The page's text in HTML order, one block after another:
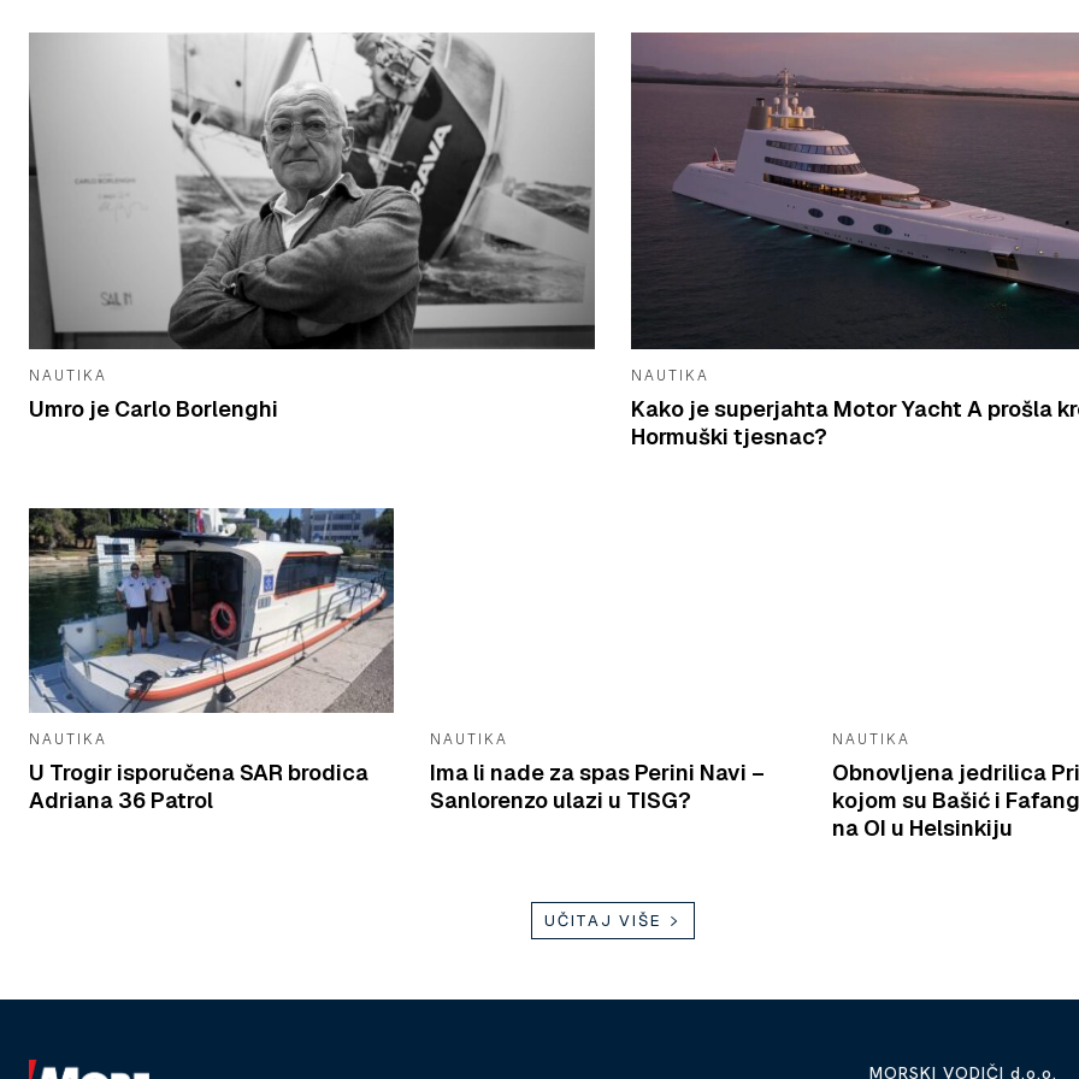
NAUTIKA
Umro je Carlo Borlenghi
NAUTIKA
Kako je superjahta Motor Yacht A prošla
Hormuški tjesnac?
NAUTIKA
U Trogir isporučena SAR brodica
Adriana 36 Patrol
NAUTIKA
Ima li nade za spas Perini Navi –
Sanlorenzo ulazi u TISG?
NAUTIKA
Obnovljena jedrilica
kojom su Bašić i
na OI u Helsinkiju
UČITAJ VIŠE
MORSKI VODIČI d.o.o.